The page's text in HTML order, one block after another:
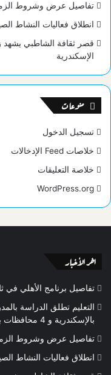
تفاصيل عرض وشروط
انطلاق فعاليات النشاط
قصر ثقافة الشاطبي يشهد
الإسكندرية
منوعات
تسجيل الدخول
خلاصات Feed الإدخالات
خلاصة التعليقات
WordPress.org
اخر الأخبار
تفاصيل برنامج الأهلي في
التعليم تطلق الدراسة
بالإسكندرية و 4 محافظات بالجمهورية
تفاصيل عرض وشروط
انطلاق فعاليات النشاط